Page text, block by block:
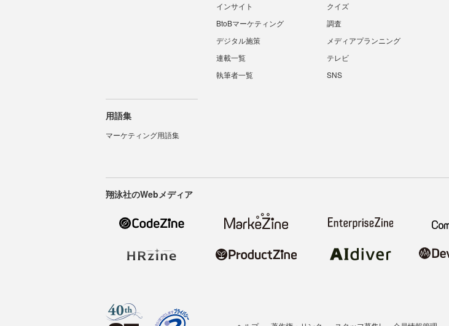
インサイト
クイズ
BtoBマーケティング
調査
デジタル施策
メディアプランニング
連載一覧
テレビ
執筆者一覧
SNS
用語集
マーケティング用語集
翔泳社のWebメディア